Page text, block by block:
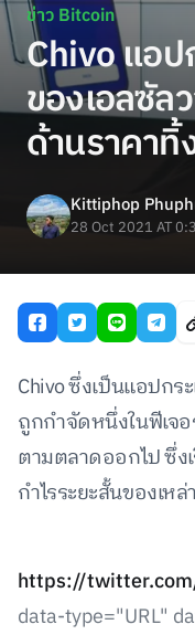
ข่าว Bitcoin
Chivo แอป
ของเอลซัล
ด้านราคาทิ้
Kittiphop
28 Oct 2021 AT
Chivo ซึ่งเป็นแอปกร
ถูกกำจัดหนึ่งในฟีเจ
ตามตลาดออกไป ซึ่ง
กำไรระยะสั้นของเห
https://
data-type="URL"